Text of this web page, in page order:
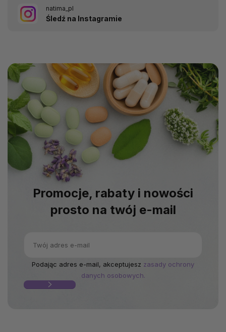
natima_pl
Śledź na Instagramie
Promocje, rabaty i nowości
prosto na twój e-mail
Podając adres e-mail, akceptujesz zasady ochrony
danych osobowych.